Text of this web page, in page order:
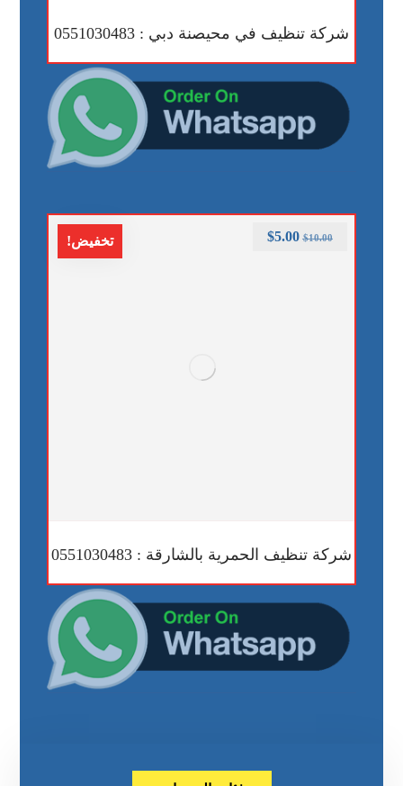
شركة تنظيف في محيصنة دبي : 0551030483
تخفيض!
شركة تنظيف الحمرية بالشارقة : 0551030483
$10.00
$5.00